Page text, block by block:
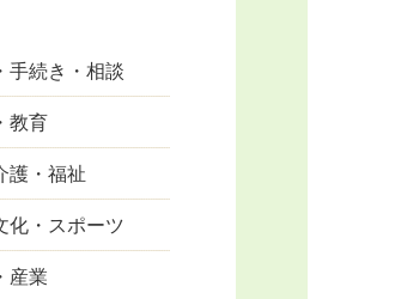
手続き・相談
教育
護・福祉
化・スポーツ
産業